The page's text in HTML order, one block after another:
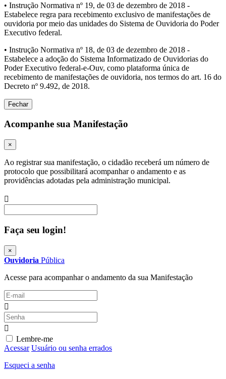
• Instrução Normativa nº 19, de 03 de dezembro de 2018 -
Estabelece regra para recebimento exclusivo de manifestações de
ouvidoria por meio das unidades do Sistema de Ouvidoria do Poder
Executivo federal.
• Instrução Normativa nº 18, de 03 de dezembro de 2018 -
Estabelece a adoção do Sistema Informatizado de Ouvidorias do
Poder Executivo federal-e-Ouv, como plataforma única de
recebimento de manifestações de ouvidoria, nos termos do art. 16 do
Decreto nº 9.492, de 2018.
Fechar
Acompanhe sua Manifestação
×
Ao registrar sua manifestação, o cidadão receberá um número de
protocolo que possibilitará acompanhar o andamento e as
providências adotadas pela administração municipal.
Faça seu login!
×
Ouvidoria Pública
Acesse para acompanhar o andamento da sua Manifestação
Lembre-me
Acessar Usuário ou senha errados
Esqueci a senha